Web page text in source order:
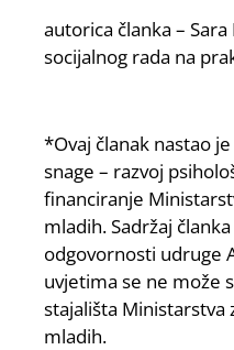
autorica članka –
socijalnog rada na
*Ovaj članak nastao
snage – razvoj
financiranje
mladih. Sadržaj
odgovornosti udruge
uvjetima se ne može
stajališta Ministarstva
mladih.